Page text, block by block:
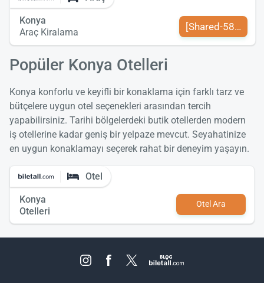
Konya
Araç Kiralama
[Shared-589-tr-
Popüler Konya Otelleri
Konya konforlu ve keyifli bir konaklama için farklı tarz ve
bütçelere uygun otel seçenekleri arasından tercih
yapabilirsiniz. Tarihi bölgelerdeki butik otellerden modern
iş otellerine kadar geniş bir yelpaze mevcut. Seyahatinize
en uygun konaklamayı seçerek rahat bir deneyim yaşayın.
Otel
Konya
Otelleri
Otel Ara